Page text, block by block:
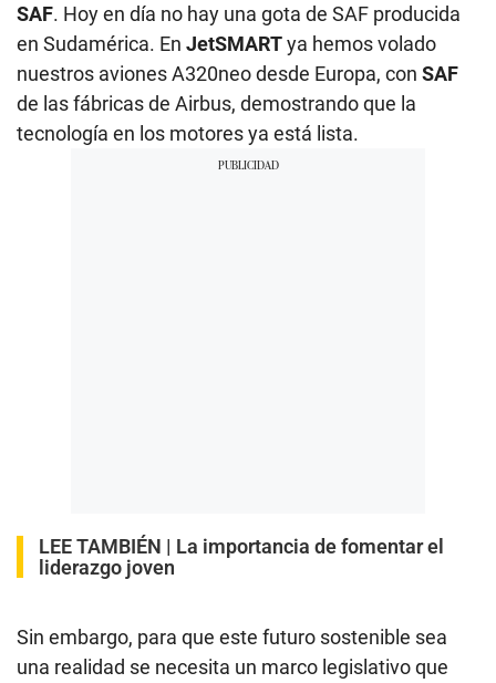
SAF. Hoy en día no hay una gota de SAF producida
en Sudamérica. En JetSMARTya hemos volado
nuestros aviones A320neo desde Europa, con SAF
de las fábricas de Airbus, demostrando que la
tecnología en los motores ya está lista.
LEE TAMBIÉN | La importancia de fomentar el
liderazgo joven
Sin embargo, para que este futuro sostenible sea
una realidad se necesita un marco legislativo que